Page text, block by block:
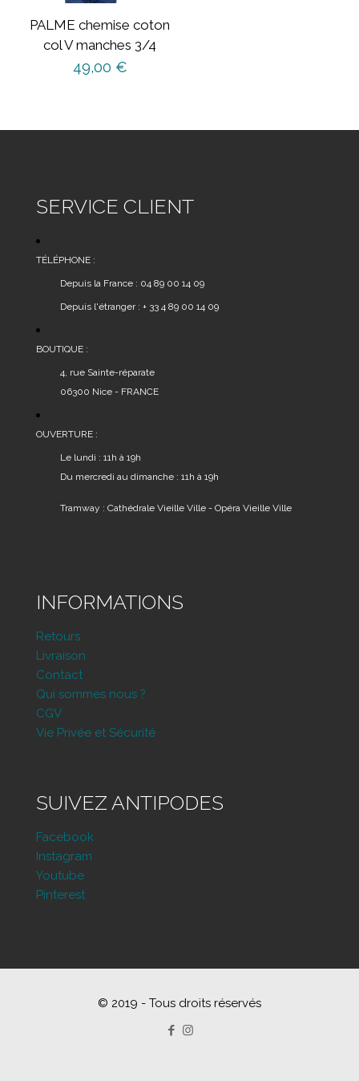
sur
du
PALME chemise coton
col V manches 3/4
49,00 €
options
la
produit
SERVICE CLIENT
TÉLÉPHONE :
Depuis la France : 04 89 00 14 09
Depuis l'étranger : + 33 4 89 00 14 09
BOUTIQUE :
4, rue Sainte-réparate
06300 Nice - FRANCE
OUVERTURE :
Le lundi : 11h à 19h
Du mercredi au dimanche : 11h à 19h
Tramway : Cathédrale Vieille Ville - Opéra Vieille Ville
INFORMATIONS
Retours
Livraison
Contact
Qui sommes nous ?
CGV
Vie Privée et Sécurité
SUIVEZ ANTIPODES
Facebook
Instagram
Youtube
Pinterest
© 2019 - Tous droits réservés